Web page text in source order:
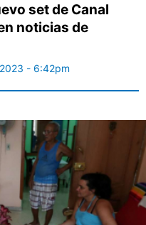
set de Canal
noticias de
- 6:42pm